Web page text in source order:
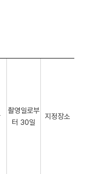
촬영일로부
터 30일
지정장소